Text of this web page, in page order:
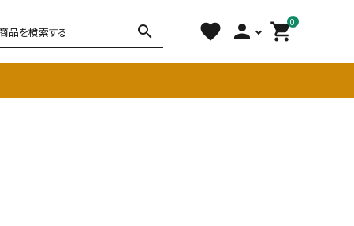
search favorite person 0
shopping_cart